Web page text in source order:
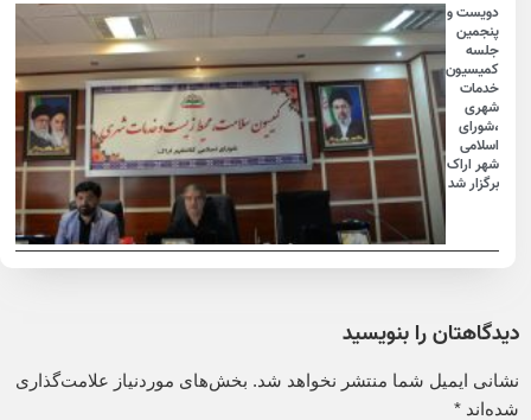
دویست و
پنجمین
جلسه
کمیسیون
خدمات
شهری
،شورای
اسلامی
شهر اراک
برگزار شد
دیدگاهتان را بنویسید
نشانی ایمیل شما منتشر نخواهد شد. بخش‌های موردنیاز علامت‌گذاری
شده‌اند*